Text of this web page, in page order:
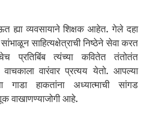
ह्या व्यवसायाने शिक्षक आहेत. गेले दहा
साहित्यक्षेत्राची निष्ठेने सेवा करत
प्रतिबिंब त्यंच्या कवितेत तंतोतंत
वाचकाला वारंवार प्रत्यय येतो. आपल्या
गाडा हाकतांना अध्यात्माची सांगड
वाखाणण्याजोगी आहे.